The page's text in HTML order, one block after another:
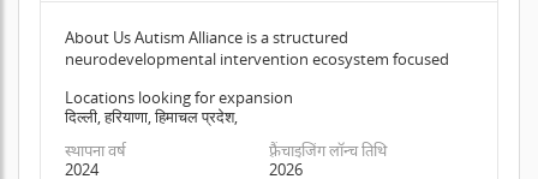
About Us Autism Alliance is a structured
neurodevelopmental intervention ecosystem focused
Locations looking for expansion
दिल्ली, हरियाणा, हिमाचल प्रदेश,
स्थापना वर्ष
2024
फ़्रैंचाइजिंग लॉन्च तिथि
2026